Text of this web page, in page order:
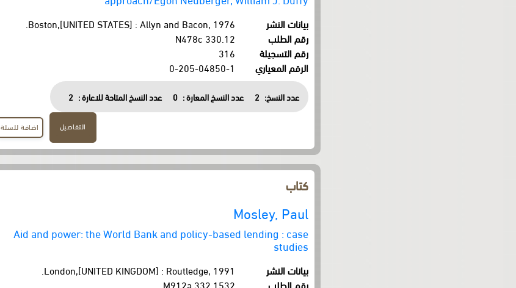
بيانات النشر
Boston,[UNITED STATES] : Allyn and Bacon, 1976.
رقم الطلب
330.12 N478c
رقم التسجيلة
316
الرقم المعياري
0-205-04850-1
عدد النسخ: 2 عدد النسخ المعارة : 0 عدد النسخ المتاحة للاعارة : 2
التفاصيل اضافة للسلة
كتاب
Mosley, Paul
Aid and power: the World Bank and policy-based lending : case
studies
بيانات النشر
London,[UNITED KINGDOM] : Routledge, 1991.
رقم الطلب
332.1532 M912a